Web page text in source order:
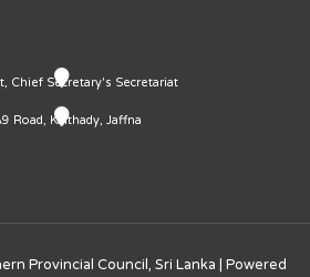
Chief Secretary's Secretariat
Road, Kaithady, Jaffna
Provincial Council, Sri Lanka | Powered